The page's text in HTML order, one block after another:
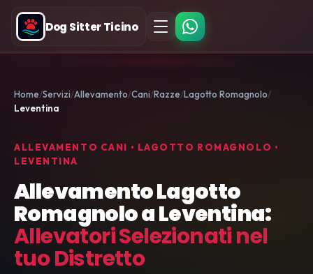
Dog Sitter Ticino
Home Servizi Allevamento Cani Razze Lagotto Romagnolo
Leventina
ALLEVAMENTO CANI • LAGOTTO ROMAGNOLO •
LEVENTINA
Allevamento Lagotto
Romagnolo a Leventina:
Allevatori Selezionati nel
tuo Distretto